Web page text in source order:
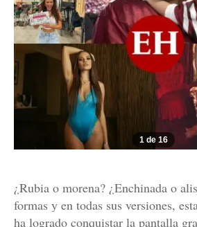
1 de 16
¿Rubia o morena? ¿Enchinada o
formas y en todas sus versiones,
ha logrado conquistar la pantalla